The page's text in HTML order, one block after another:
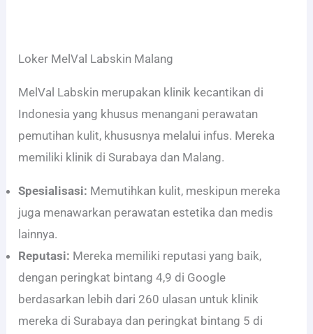
Loker MelVal Labskin Malang
MelVal Labskin merupakan klinik kecantikan di
Indonesia yang khusus menangani perawatan
pemutihan kulit, khususnya melalui infus. Mereka
memiliki klinik di Surabaya dan Malang.
Spesialisasi: Memutihkan kulit, meskipun mereka
juga menawarkan perawatan estetika dan medis
lainnya.
Reputasi: Mereka memiliki reputasi yang baik,
dengan peringkat bintang 4,9 di Google
berdasarkan lebih dari 260 ulasan untuk klinik
mereka di Surabaya dan peringkat bintang 5 di